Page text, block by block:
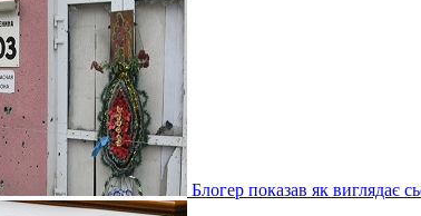
Блогер показав як виглядає